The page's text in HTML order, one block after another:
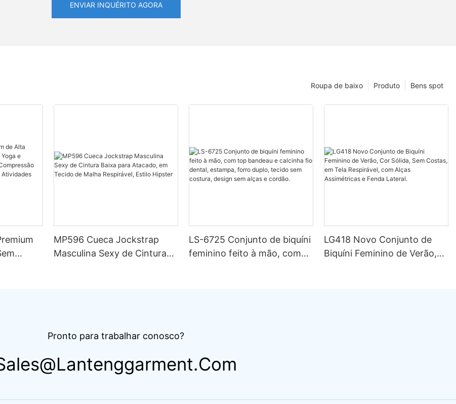
ENVIAR INQUÉRITO AGORA
Bens spot
Produto
Roupa de baixo
MP596 Cueca Jockstrap
Masculina Sexy de Cintura
LS-6725 Conjunto de biquíni
feminino feito à mão, com
LG418 Novo Conjunto de
Biquíni Feminino de Verão,
Pronto para trabalhar conosco?